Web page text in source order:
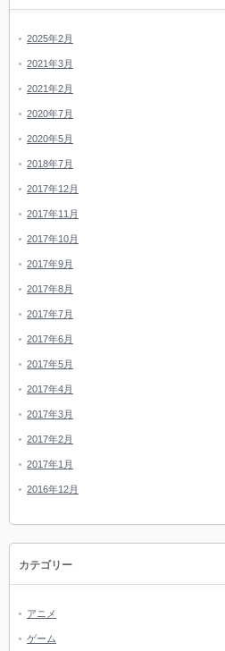
2025年2月
2021年3月
2021年2月
2020年7月
2020年5月
2018年7月
2017年12月
2017年11月
2017年10月
2017年9月
2017年8月
2017年7月
2017年6月
2017年5月
2017年4月
2017年3月
2017年2月
2017年1月
2016年12月
カテゴリー
アニメ
ゲーム